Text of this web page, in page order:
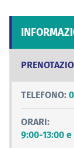
TELEFONO:
ORARI:
9:00-13:00